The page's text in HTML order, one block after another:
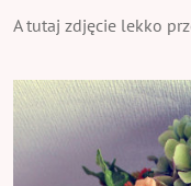
A tutaj zdjęcie lekko